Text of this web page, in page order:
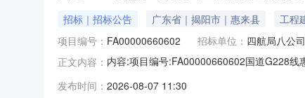
招标｜招标公告 广东省｜揭阳市｜惠来县 工程
项目编号： FA00000660602 招标单位： 四航局八公司
正文内容： 内容:项目编号:FA00000660602国道G228线
通热轧带肋钢筋
发布时间： 2026-08-07 11:30